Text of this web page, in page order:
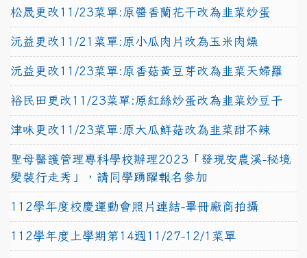
松晟更改11/23菜單:原醬香蘭花干改為韭菜炒蛋
沅益更改11/21菜單:原小瓜肉片改為玉米肉燥
沅益更改11/23菜單:原香菇黃豆芽改為韭菜天婦羅
裕民田更改11/23菜單:原紅絲炒蛋改為韭菜炒豆干
津味更改11/23菜單:原大瓜鮮菇改為韭菜甜不辣
聖母醫護管理專科學校辦理2023「發現安農溪-秘境
變裝行走秀」，請同學踴躍報名參加
112學年度校慶運動會照片連結-畢冊廠商拍攝
112學年度上學期第14週11/27-12/1菜單